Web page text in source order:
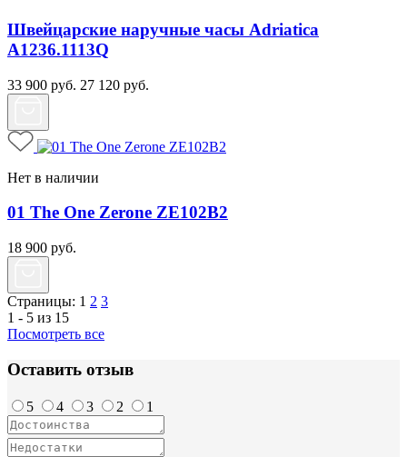
Швейцарские наручные часы Adriatica
A1236.1113Q
33 900 руб. 27 120 руб.
Нет в наличии
01 The One Zerone ZE102B2
18 900 руб.
Страницы: 1 2 3
1 - 5 из 15
Посмотреть все
Оставить отзыв
5 4 3 2 1